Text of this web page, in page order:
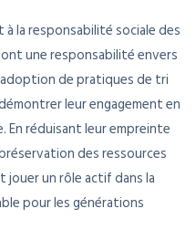
la responsabilité sociale des
une responsabilité envers
de pratiques de tri
leur engagement en
réduisant leur empreinte
des ressources
un rôle actif dans la
pour les générations